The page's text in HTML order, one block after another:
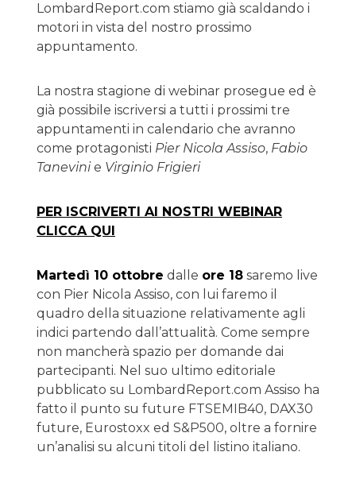
LombardReport.com stiamo già scaldando i
motori in vista del nostro prossimo
appuntamento.
La nostra stagione di webinar prosegue ed è
già possibile iscriversi a tutti i prossimi tre
appuntamenti in calendario che avranno
come protagonisti Pier Nicola Assiso, Fabio
Tanevinie Virginio Frigieri
PER ISCRIVERTI AI NOSTRI WEBINAR
CLICCA QUI
Martedì 10 ottobre dalle ore 18 saremo live
con Pier Nicola Assiso, con lui faremo il
quadro della situazione relativamente agli
indici partendo dall’attualità. Come sempre
non mancherà spazio per domande dai
partecipanti. Nel suo ultimo editoriale
pubblicato su LombardReport.com Assiso ha
fatto il punto su future FTSEMIB40, DAX30
future, Eurostoxx ed S&P500, oltre a fornire
un’analisi su alcuni titoli del listino italiano.